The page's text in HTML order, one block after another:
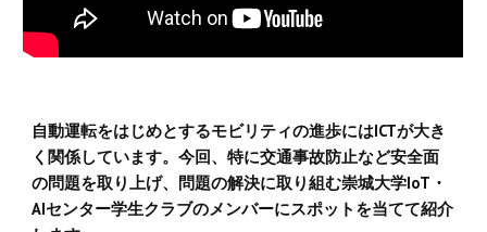
自動運転をはじめとするモビリティの進歩にはICTが大き
く関係しています。今回、特に交通事故防止など安全面
の問題を取り上げ、問題の解決に取り組む崇城大学IoT・
AIセンター学生クラブのメンバーにスポットを当てて紹介